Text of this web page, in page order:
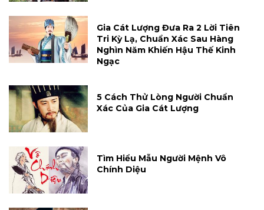
Gia Cát Lượng Đưa Ra 2 Lời Tiên
Tri Kỳ Lạ, Chuẩn Xác Sau Hàng
Nghìn Năm Khiến Hậu Thế Kinh
Ngạc
5 Cách Thử Lòng Người Chuẩn
Xác Của Gia Cát Lượng
Tìm Hiểu Mẫu Người Mệnh Vô
Chính Diệu